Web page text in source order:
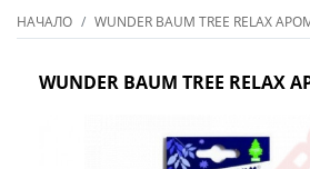
НАЧАЛО WUNDER BAUM TREE RELAX
WUNDER BAUM TREE